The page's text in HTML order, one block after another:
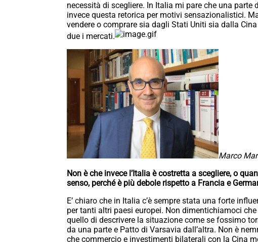
necessità di scegliere. In Italia mi pare che una
invece questa retorica per motivi sensazionalistici.
vendere o comprare sia dagli Stati Uniti sia dalla
due i mercati.
Marco
Non è che invece l’Italia è costretta a scegliere, o
senso, perché è più debole rispetto a Francia e
E’ chiaro che in Italia c’è sempre stata una forte
per tanti altri paesi europei. Non dimentichiamoci
quello di descrivere la situazione come se fossimo
da una parte e Patto di Varsavia dall’altra. Non è
che commercio e investimenti bilaterali con la Cina